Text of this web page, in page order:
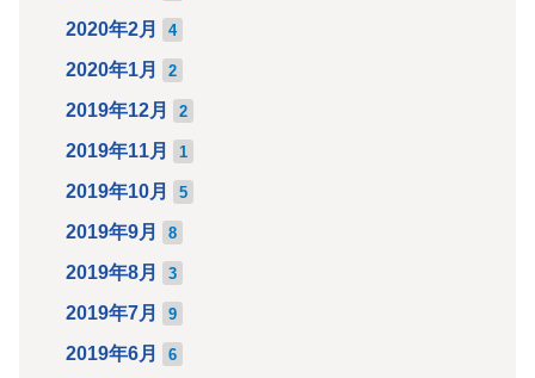
2020年2月 4
2020年1月 2
2019年12月 2
2019年11月 1
2019年10月 5
2019年9月 8
2019年8月 3
2019年7月 9
2019年6月 6